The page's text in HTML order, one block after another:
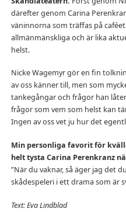
därefter genom Carina
väninnorna som träffas på
allmänmänskliga och är lika
helst.
Nicke Wagemyr gör en fin
av oss känner till, men som
tankegångar och frågor han
frågor som vem som helst kan
Ingen av oss vet ju hur det
Min personliga favorit för
helt tysta Carina Perenkranz
”När du vaknar, så äger jag det
skådespeleri i ett drama som är
Text: Eva Lindblad